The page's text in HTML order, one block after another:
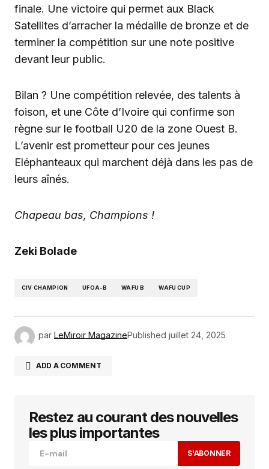
finale. Une victoire qui permet aux Black
Satellites d’arracher la médaille de bronze et de
terminer la compétition sur une note positive
devant leur public.
Bilan ? Une compétition relevée, des talents à
foison, et une Côte d’Ivoire qui confirme son
règne sur le football U20 de la zone Ouest B.
L’avenir est prometteur pour ces jeunes
Eléphanteaux qui marchent déjà dans les pas de
leurs aînés.
Chapeau bas, Champions !
Zeki Bolade
CIV CHAMPION UFOA-B WAFU B WAFU CUP
par LeMiroir MagazinePublished juillet 24, 2025
ADD A COMMENT
Votre adresse e-mail ne sera pas publiée. Les
champs obligatoires sont indiqués avec
Restez au courant des nouvelles
les plus importantes
S'ABONNER